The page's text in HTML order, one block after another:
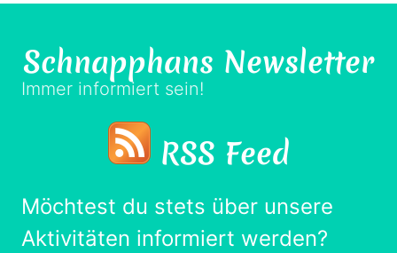
Schnapphans Newsletter
Immer informiert sein!
RSS Feed
Möchtest du stets über unsere
Aktivitäten informiert werden?